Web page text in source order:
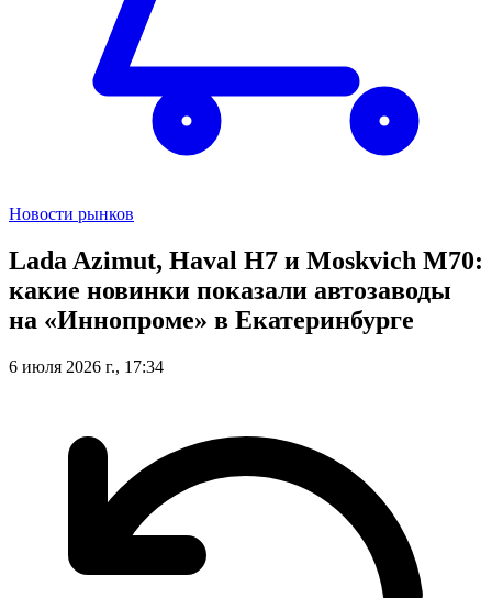
Новости рынков
Lada Azimut, Haval H7 и Moskvich M70:
какие новинки показали автозаводы
на «Иннопроме» в Екатеринбурге
6 июля 2026 г., 17:34